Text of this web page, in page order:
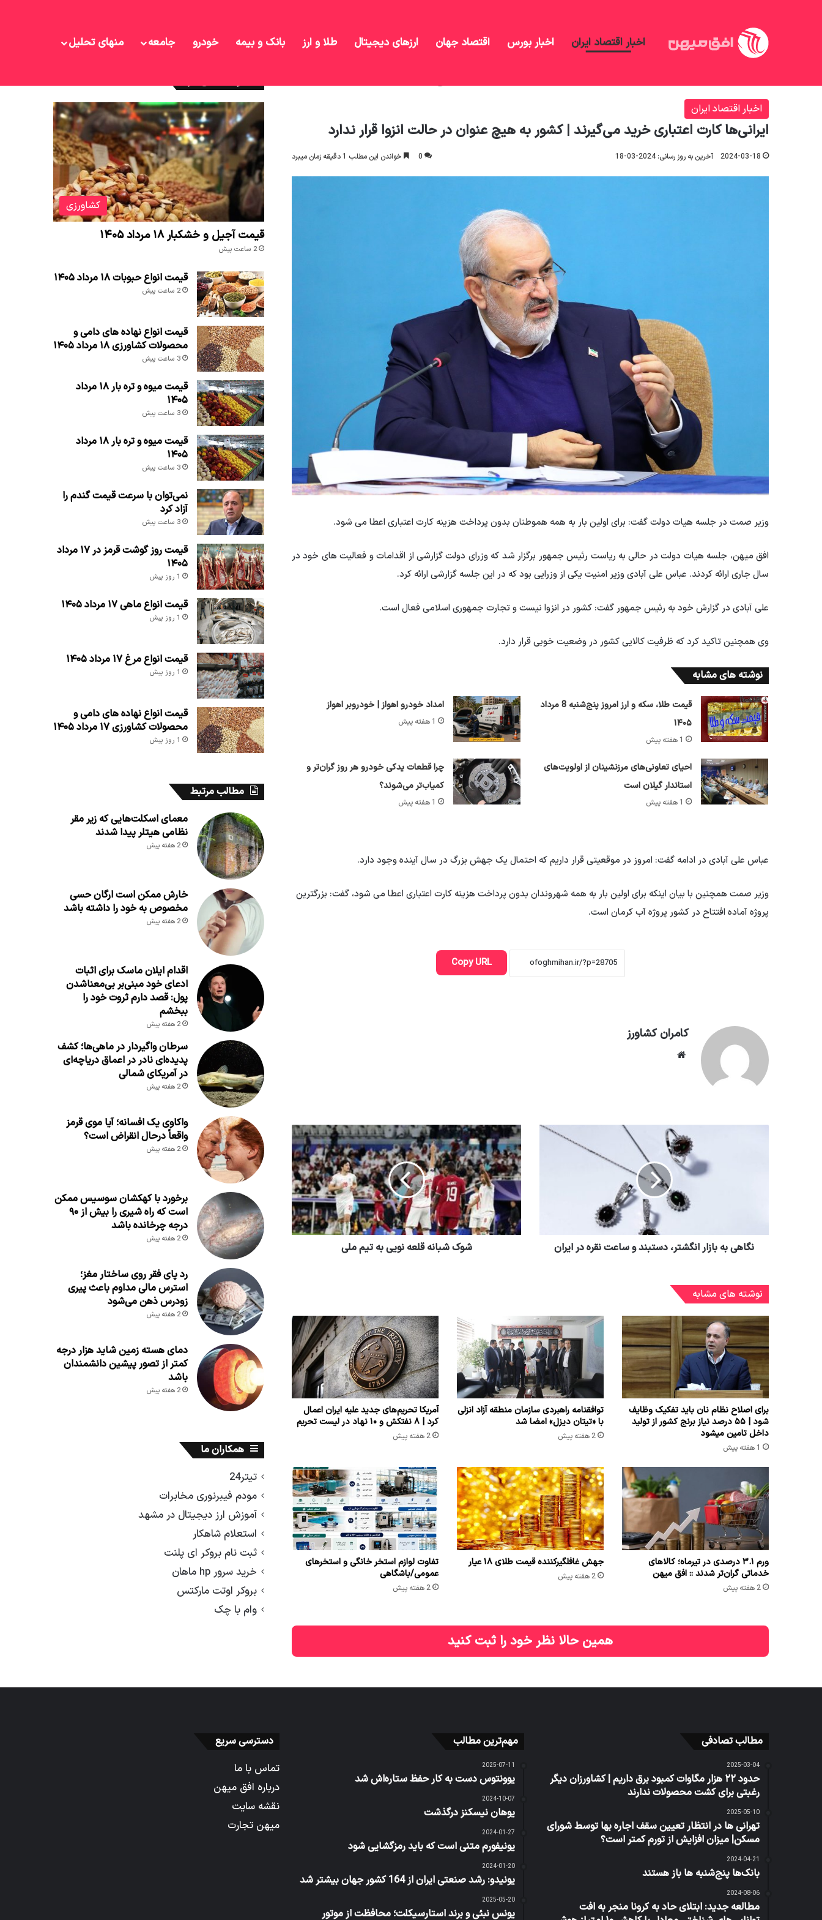
اخبار اقتصاد ایران اخبار بورس اقتصاد جهان ارزهای دیجیتال طلا و ارز بانک و بیمه خودرو جامعه منهای تحلیل
اخبار اقتصاد ایران
ایرانی‌ها کارت اعتباری خرید می‌گیرند | کشور به هیچ عنوان در حالت انزوا قرار ندارد
2024-03-18 آخرین به روز رسانی: 2024-03-18 0 خواندن این مطلب 1 دقیقه زمان میبرد
وزیر صمت در جلسه هیات دولت گفت: برای اولین بار به همه هموطنان بدون پرداخت هزینه کارت اعتباری اعطا می شود.
افق میهن، جلسه هیات دولت در حالی به ریاست رئیس جمهور برگزار شد که وزرای دولت گزارشی از اقدامات و فعالیت های خود در
سال جاری ارائه کردند. عباس علی آبادی وزیر امنیت یکی از وزرایی بود که در این جلسه گزارشی ارائه کرد.
علی آبادی در گزارش خود به رئیس جمهور گفت: کشور در انزوا نیست و تجارت جمهوری اسلامی فعال است.
وی همچنین تاکید کرد که ظرفیت کالایی کشور در وضعیت خوبی قرار دارد.
نوشته های مشابه
قیمت طلا، سکه و ارز امروز پنج‌شنبه 8 مرداد
۱۴۰۵
1 هفته پیش
امداد خودرو اهواز | خودروبر اهواز
1 هفته پیش
احیای تعاونی‌های مرزنشینان از اولویت‌های
استاندار گیلان است
1 هفته پیش
چرا قطعات یدکی خودرو هر روز گران‌تر و
کمیاب‌تر می‌شوند؟
1 هفته پیش
عباس علی آبادی در ادامه گفت: امروز در موقعیتی قرار داریم که احتمال یک جهش بزرگ در سال آینده وجود دارد.
وزیر صمت همچنین با بیان اینکه برای اولین بار به همه شهروندان بدون پرداخت هزینه کارت اعتباری اعطا می شود، گفت: بزرگترین
پروژه آماده افتتاح در کشور پروژه آب کرمان است.
Copy URL
کامران کشاورز
نگاهی به بازار انگشتر، دستبند و ساعت نقره در ایران شوک شبانه قلعه نویی به تیم ملی
نوشته های مشابه
برای اصلاح نظام نان باید تفکیک وظایف
شود | ۵۵ درصد نیاز برنج کشور از تولید
داخل تامین میشود
1 هفته پیش
توافقنامه راهبردی سازمان منطقه آزاد انزلی
با «تیتان دیزل» امضا شد
2 هفته پیش
آمریکا تحریم‌های جدید علیه ایران اعمال
کرد | ۸ نفتکش و ۱۰ نهاد در لیست تحریم
2 هفته پیش
ورم ۳.۱ درصدی در تیرماه؛ کالاهای
خدماتی گران‌تر شدند :: افق میهن
2 هفته پیش
جهش غافلگیرکننده قیمت طلای ۱۸ عیار
2 هفته پیش
تفاوت لوازم استخر خانگی و استخرهای
عمومی/باشگاهی
2 هفته پیش
همین حالا نظر خود را ثبت کنید
کشاورزی
قیمت آجیل و خشکبار ۱۸ مرداد ۱۴۰۵
2 ساعت پیش
قیمت انواع حبوبات ۱۸ مرداد ۱۴۰۵
2 ساعت پیش
قیمت انواع نهاده های دامی و
محصولات کشاورزی ۱۸ مرداد ۱۴۰۵
3 ساعت پیش
قیمت میوه و تره بار ۱۸ مرداد
۱۴۰۵
3 ساعت پیش
قیمت میوه و تره بار ۱۸ مرداد
۱۴۰۵
3 ساعت پیش
نمی‌توان با سرعت قیمت گندم را
آزاد کرد
3 ساعت پیش
قیمت روز گوشت قرمز در ۱۷ مرداد
۱۴۰۵
1 روز پیش
قیمت انواع ماهی ۱۷ مرداد ۱۴۰۵
1 روز پیش
قیمت انواع مرغ ۱۷ مرداد ۱۴۰۵
1 روز پیش
قیمت انواع نهاده های دامی و
محصولات کشاورزی ۱۷ مرداد ۱۴۰۵
1 روز پیش
مطالب مرتبط
معمای اسکلت‌هایی که زیر مقر
نظامی هیتلر پیدا شدند
2 هفته پیش
خارش ممکن است ارگان حسی
مخصوص به خود را داشته باشد
2 هفته پیش
اقدام ایلان ماسک برای اثبات
ادعای خود مبنی‌بر بی‌معناشدن
پول: قصد دارم ثروت خود را
ببخشم
2 هفته پیش
سرطان واگیردار در ماهی‌ها؛ کشف
پدیده‌ای نادر در اعماق دریاچه‌ای
در آمریکای شمالی
2 هفته پیش
واکاوی یک افسانه؛ آیا موی قرمز
واقعاً درحال انقراض است؟
2 هفته پیش
برخورد با کهکشان سوسیس ممکن
است که راه شیری را بیش از ۹۰
درجه چرخانده باشد
2 هفته پیش
رد پای فقر روی ساختار مغز؛
استرس مالی مداوم باعث پیری
زودرس ذهن می‌شود
2 هفته پیش
دمای هسته زمین شاید هزار درجه
کمتر از تصور پیشین دانشمندان
باشد
2 هفته پیش
همکاران ما
تیتر24
مودم فیبرنوری مخابرات
آموزش ارز دیجیتال در مشهد
استعلام شاهکار
ثبت نام بروکر ای پلنت
خرید سرور hp ماهان
بروکر اوتت مارکتس
وام با چک
مطالب تصادفی
2025-03-04
حدود ۲۲ هزار مگاوات کمبود برق داریم | کشاورزان دیگر
رغبتی برای کشت محصولات ندارند
2025-05-10
تهرانی ها در انتظار تعیین سقف اجاره بها توسط شورای
مسکن| میزان افزایش از تورم کمتر است؟
2024-04-21
بانک‌ها پنج‌شنبه ها باز هستند
2024-08-06
مطالعه جدید: ابتلای حاد به کرونا منجر به افت
مهم‌ترین مطالب
2025-07-11
یوونتوس دست به کار حفظ ستاره‌اش شد
2024-10-07
یوهان نیسکنز درگذشت
2024-01-27
یونیفورم متنی است که باید رمزگشایی شود
2024-01-20
یونیدو: رشد صنعتی ایران از 164 کشور جهان بیشتر شد
2025-05-20
یونس نبئی و برند استارسیکلت؛ محافظت از موتور
دسترسی سریع
تماس با ما
درباره افق میهن
نقشه سایت
میهن تجارت